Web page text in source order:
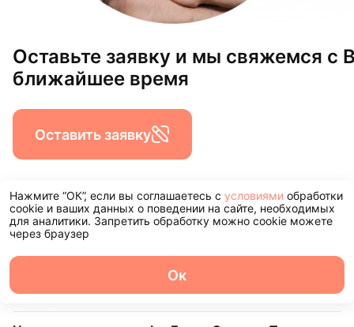
Оставьте заявку и мы свяжемся с
ближайшее время
Оставить заявку
Наши филиалы
Центр стоматологии InnДента Ярославль
ул. Городской Вал, д.15, корп.1
Нажмите “ОК”, если вы соглашаетесь с условиями обработки
cookie и ваших данных о поведении на сайте, необходимых
для аналитики. Запретить обработку можно cookie можете
через браузер
Ок